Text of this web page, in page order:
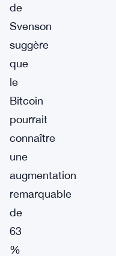
de
Svenson
suggère
que
le
Bitcoin
pourrait
connaître
une
augmentation
remarquable
de
63
%